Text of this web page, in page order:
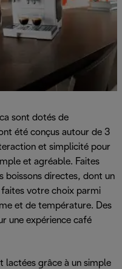
sont dotés de
été conçus autour de 3
et simplicité pour
et agréable. Faites
boissons directes, dont un
votre choix parmi
et de température. Des
une expérience café
lactées grâce à un simple